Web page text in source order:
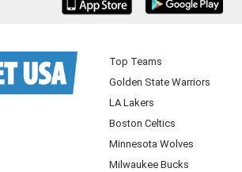
Top Teams
Golden State Warriors
LA Lakers
Boston Celtics
Minnesota Wolves
Milwaukee Bucks